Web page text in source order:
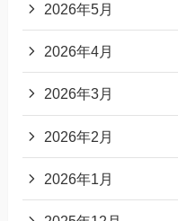
2026年5月
2026年4月
2026年3月
2026年2月
2026年1月